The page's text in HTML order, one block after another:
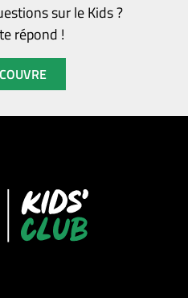
sur le Kids ?
répond !